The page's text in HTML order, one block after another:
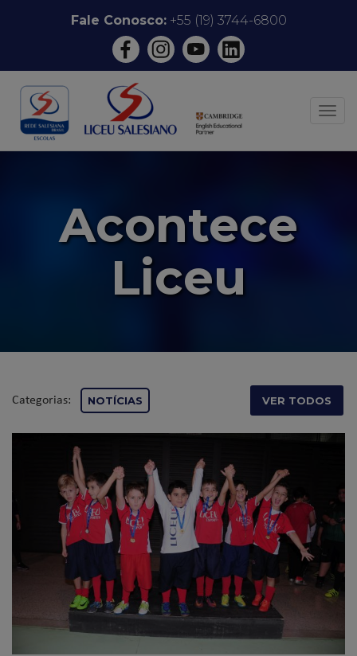
conteúdo
Fale Conosco:+55 (19) 3744-6800
Acontece
Liceu
Categorias: NOTÍCIAS VER TODOS